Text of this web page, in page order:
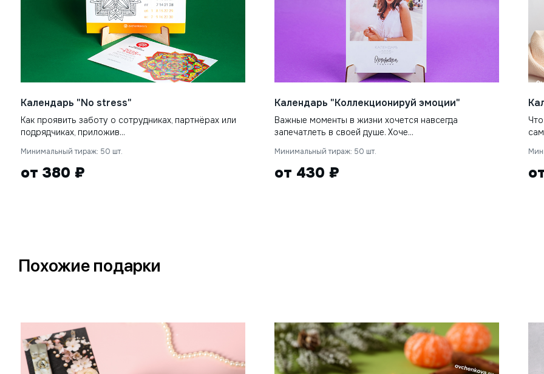
Календарь "No stress"
Как проявить заботу о сотрудниках, партнёрах или
подрядчиках, приложив...
Минимальный тираж: 50 шт.
от 380 ₽
Календарь "Коллекционируй эмоции"
Важные моменты в жизни хочется навсегда
запечатлеть в своей душе. Хоче...
Минимальный тираж: 50 шт.
от 430 ₽
Похожие подарки